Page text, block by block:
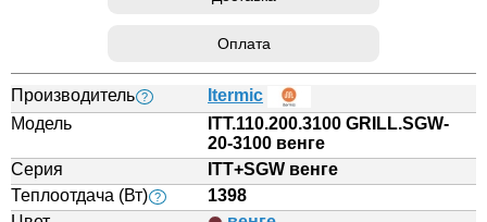
Оплата
Производитель ?
Itermic
Модель
ITT.110.200.3100 GRILL.SGW-
20-3100 венге
Серия
ITT+SGW венге
Теплоотдача (Вт) ?
1398